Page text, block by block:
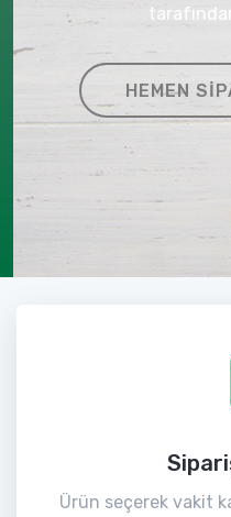
HEMEN
Ürün seçerek vakit